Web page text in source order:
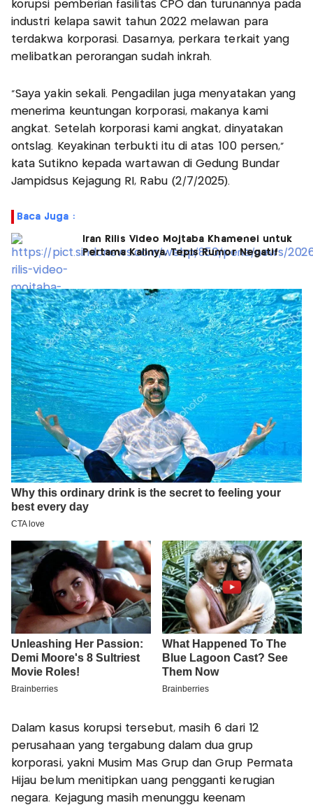
korupsi pemberian fasilitas CPO dan turunannya pada
industri kelapa sawit tahun 2022 melawan para
terdakwa korporasi. Dasarnya, perkara terkait yang
melibatkan perorangan sudah inkrah.
"Saya yakin sekali. Pengadilan juga menyatakan yang
menerima keuntungan korporasi, makanya kami
angkat. Setelah korporasi kami angkat, dinyatakan
ontslag. Keyakinan terbukti itu di atas 100 persen,"
kata Sutikno kepada wartawan di Gedung Bundar
Jampidsus Kejagung RI, Rabu (2/7/2025).
Baca Juga :
Iran Rilis Video Mojtaba Khamenei untuk
Pertama Kalinya, Tepis Rumor Negatif
Dalam kasus korupsi tersebut, masih 6 dari 12
perusahaan yang tergabung dalam dua grup
korporasi, yakni Musim Mas Grup dan Grup Permata
Hijau belum menitipkan uang pengganti kerugian
negara. Kejagung masih menunggu keenam